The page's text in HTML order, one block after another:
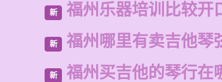
新 福州乐器培训比较开
新 福州哪里有卖吉他琴
新 福州买吉他的琴行在